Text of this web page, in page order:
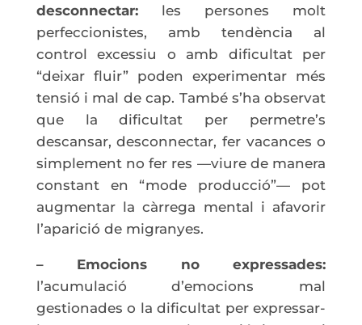
desconnectar:les persones molt
perfeccionistes, amb tendència al
control excessiu o amb dificultat per
“deixar fluir” poden experimentar més
tensió i mal de cap. També s’ha observat
que la dificultat per permetre’s
descansar, desconnectar, fer vacances o
simplement no fer res —viure de manera
constant en “mode producció”— pot
augmentar la càrrega mental i afavorir
l’aparició de migranyes.
– Emocions no expressades:
l’acumulació d’emocions mal
gestionades o la dificultat per expressar-